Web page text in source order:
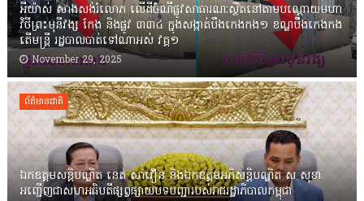
អីយ៉ាស់ សាងសង់រំលោភ លើដីចំណីផ្លូវសាធារណៈស្ថិតនៅតាមបណ្ដោយមហា
វិថីព្រះមុនីវង្ស កែង និងផ្លូវ ៣៣៤ ក្នុងសង្កាត់បឹងកេងកង១ ខណ្ឌបឹងកេងកង
តើមន្ត្រី រដ្ឋបាលបាត់ទៅណាអស់ វគ្គ១
November 29, 2025
ព័ត៌មានជាតិ
ឯកឧត្តមសន្តិបណ្ឌិត នេត សាវឿន និងឯកឧត្តមអភិសន្តិបណ្ឌិត ស សុខា
អញ្ជើញជាសហអធិបតីផ្សព្វផ្សាយបទបញ្ជារបស់រាជរដ្ឋាភិបាលកម្ពុជា